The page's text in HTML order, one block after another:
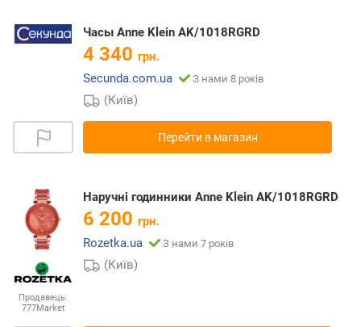
Часы Anne Klein AK/1018RGRD
4 340 грн.
Secunda.com.ua
З нами 8 років
(Київ)
Перейти в магазин
Продавець:
777Market
Наручні годинники Anne Klein AK/1018RGRD
6 200 грн.
Rozetka.ua
З нами 7 років
(Київ)